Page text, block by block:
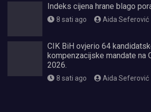
Indeks cijena hrane blago
8 sati ago Aida Seferović
CIK BiH ovjerio 64
kompenzacijske mandate na
2026.
8 sati ago Aida Seferović